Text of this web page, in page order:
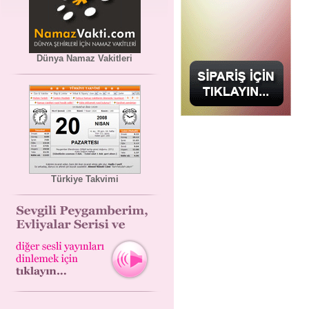
Dünya Namaz Vakitleri
Türkiye Takvimi